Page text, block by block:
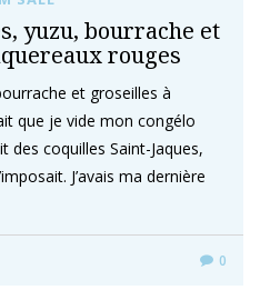
yuzu, bourrache et
rouges
et groseilles à
que je vide mon congélo
des coquilles Saint-Jaques,
J’avais ma dernière
0